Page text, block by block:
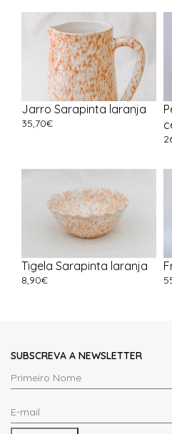
Jarro Sarapinta laranja
35,70€
Tigela Sarapinta laranja
8,90€
SUBSCREVA A NEWSLETTER
Primeiro
Nome
*
E-
mail